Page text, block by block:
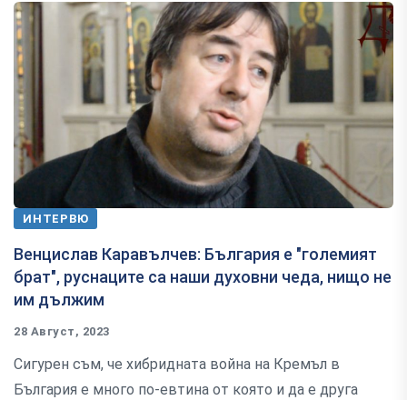
ИНТЕРВЮ
Венцислав Каравълчев: България е "големият
брат", руснаците са наши духовни чеда, нищо не
им дължим
28 Август, 2023
Сигурен съм, че хибридната война на Кремъл в
България е много по-евтина от която и да е друга